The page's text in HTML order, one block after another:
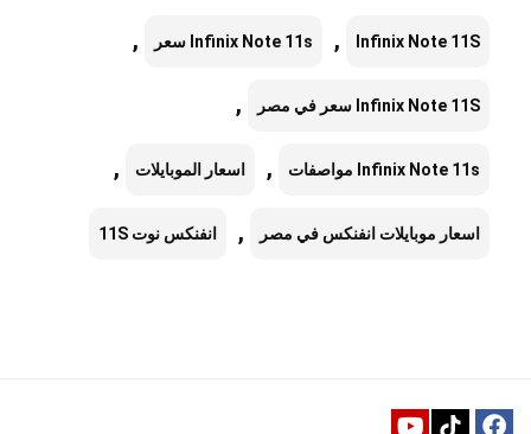
Infinix Note 11S
, Infinix Note 11s سعر ,
Infinix Note 11S سعر في مصر ,
Infinix Note 11s مواصفات , اسعار الموبايلات ,
اسعار موبايلات انفنكس في مصر , انفنكس نوت 11S